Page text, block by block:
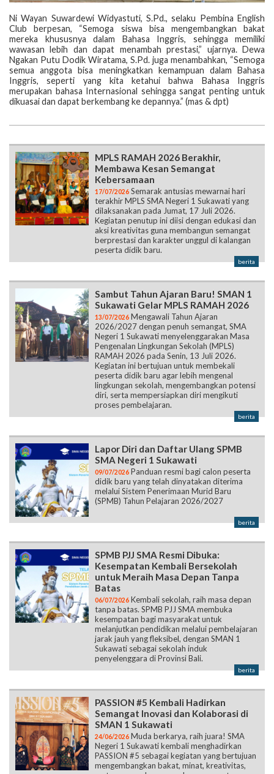
Ni Wayan Suwardewi Widyastuti, S.Pd., selaku Pembina English
Club berpesan, “Semoga siswa bisa mengembangkan bakat
mereka khususnya dalam Bahasa Inggris, sehingga memiliki
wawasan lebih dan dapat menambah prestasi,” ujarnya. Dewa
Ngakan Putu Dodik Wiratama, S.Pd. juga menambahkan, “Semoga
semua anggota bisa meningkatkan kemampuan dalam Bahasa
Inggris, seperti yang kita ketahui bahwa Bahasa Inggris
merupakan bahasa Internasional sehingga sangat penting untuk
dikuasai dan dapat berkembang ke depannya.” (mas & dpt)
MPLS RAMAH 2026 Berakhir,
Membawa Kesan Semangat
Kebersamaan
17/07/2026 Semarak antusias mewarnai hari
terakhir MPLS SMA Negeri 1 Sukawati yang
dilaksanakan pada Jumat, 17 Juli 2026.
Kegiatan penutup ini diisi dengan edukasi dan
aksi kreativitas guna membangun semangat
berprestasi dan karakter unggul di kalangan
peserta didik baru.
berita
Sambut Tahun Ajaran Baru! SMAN 1
Sukawati Gelar MPLS RAMAH 2026
13/07/2026 Mengawali Tahun Ajaran
2026/2027 dengan penuh semangat, SMA
Negeri 1 Sukawati menyelenggarakan Masa
Pengenalan Lingkungan Sekolah (MPLS)
RAMAH 2026 pada Senin, 13 Juli 2026.
Kegiatan ini bertujuan untuk membekali
peserta didik baru agar lebih mengenal
lingkungan sekolah, mengembangkan potensi
diri, serta mempersiapkan diri mengikuti
proses pembelajaran.
berita
Lapor Diri dan Daftar Ulang SPMB
SMA Negeri 1 Sukawati
09/07/2026 Panduan resmi bagi calon peserta
didik baru yang telah dinyatakan diterima
melalui Sistem Penerimaan Murid Baru
(SPMB) Tahun Pelajaran 2026/2027
berita
SPMB PJJ SMA Resmi Dibuka:
Kesempatan Kembali Bersekolah
untuk Meraih Masa Depan Tanpa
Batas
06/07/2026 Kembali sekolah, raih masa depan
tanpa batas. SPMB PJJ SMA membuka
kesempatan bagi masyarakat untuk
melanjutkan pendidikan melalui pembelajaran
jarak jauh yang fleksibel, dengan SMAN 1
Sukawati sebagai sekolah induk
penyelenggara di Provinsi Bali.
berita
PASSION #5 Kembali Hadirkan
Semangat Inovasi dan Kolaborasi di
SMAN 1 Sukawati
24/06/2026 Muda berkarya, raih juara! SMA
Negeri 1 Sukawati kembali menghadirkan
PASSION #5 sebagai kegiatan yang bertujuan
mengembangkan bakat, minat, kreativitas,